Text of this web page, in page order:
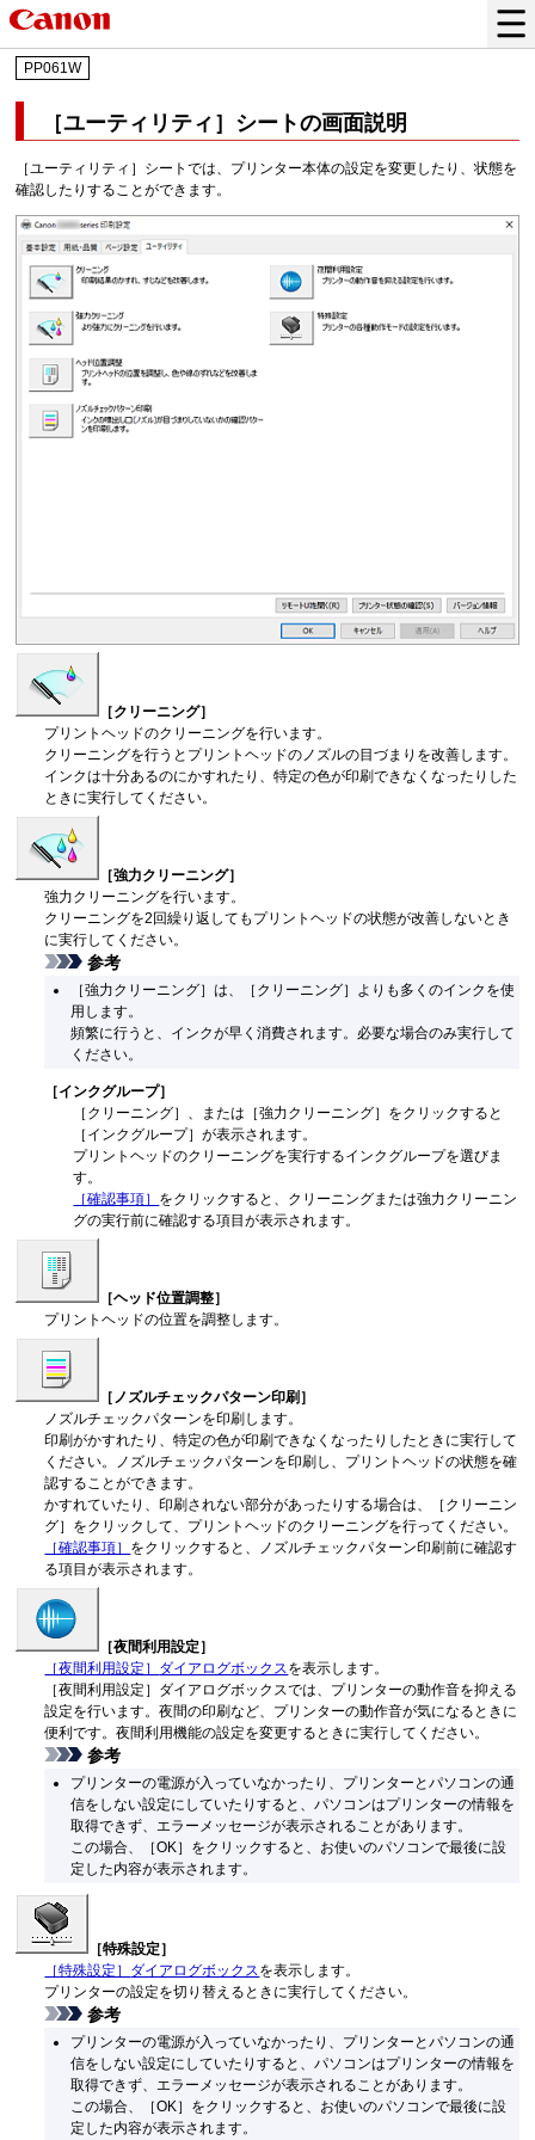
PP061W
［ユーティリティ］ シートの画面説明
［ユーティリティ］ シートでは、プリンター本体の設定を変更したり、状態を
確認したりすることができます。
［クリーニング］
プリントヘッドのクリーニングを行います。
クリーニングを行うと プリントヘッドのノズルの目づまりを改善します。
インクは十分あるのにかすれたり、特定の色が印刷できなくなったりした
ときに実行してください。
［強力クリーニング］
強力クリーニングを行います。
クリーニングを2回繰り返しても プリントヘッドの状態が改善しないとき
に実行してください。
参考
［強力クリーニング］は、 ［クリーニング］ よりも多くのインクを使
用します。
頻繁に行うと、インクが早く消費されます。 必要な場合のみ実行して
ください。
［インクグループ］
［クリーニング］
、または ［強力クリーニング］ をクリックすると
［インクグループ］が表示されます。
プリントヘッドのクリーニングを実行するインクグループを選びま
す。
［確認事項］ をクリックすると、クリーニングまたは強力クリーニン
グの実行前に確認する項目が表示されます。
［ヘッド位置調整］
プリントヘッドの位置を調整します。
［ノズルチェックパターン印刷］
ノズルチェックパターンを印刷します。
印刷がかすれたり、特定の色が印刷できなくなったりしたときに実行して
ください。
ノズルチェックパターンを印刷し、 プリントヘッドの状態を確
認することができます。
かすれていたり、印刷されない部分があったりする場合は、
［クリーニン
グ］ をクリックして、 プリントヘッドのクリーニングを行ってください。
［確認事項］ をクリックすると、ノズルチェックパターン印刷前に確認す
る項目が表示されます。
［夜間利用設定］
［夜間利用設定］ ダイアログボックス を表示します。
［夜間利用設定］ ダイアログボックスでは、プリンターの動作音を抑える
設定を行います。夜間の印刷など、プリンターの動作音が気になるときに
便利です。夜間利用機能の設定を変更するときに実行してください。
参考
プリンターの電源が入っていなかったり、プリンターとパソコンの通
信をしない設定にしていたりすると、パソコンはプリンターの情報を
取得できず、エラーメッセージが表示されることがあります。
この場合、
［OK］ をクリックすると、お使いのパソコンで最後に設
定した内容が表示されます。
［特殊設定］
［特殊設定］ ダイアログボックスを表示します。
プリンターの設定を切り替えるときに実行してください。
参考
プリンターの電源が入っていなかったり、プリンターとパソコンの通
信をしない設定にしていたりすると、パソコンはプリンターの情報を
取得できず、エラーメッセージが表示されることがあります。
この場合、
［OK］ をクリックすると、お使いのパソコンで最後に設
定した内容が表示されます。